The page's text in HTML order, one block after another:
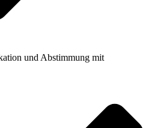
und Abstimmung mit